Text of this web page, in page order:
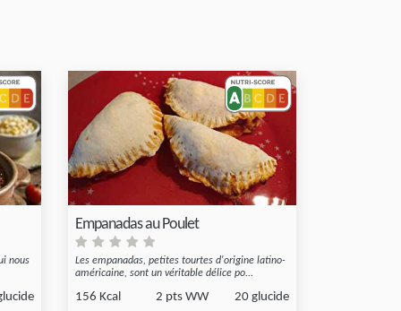
nous
Empanadas au Poulet
Les empanadas, petites tourtes d'origine latino-
américaine, sont un véritable délice po...
156 Kcal 2 pts WW 20 glucide